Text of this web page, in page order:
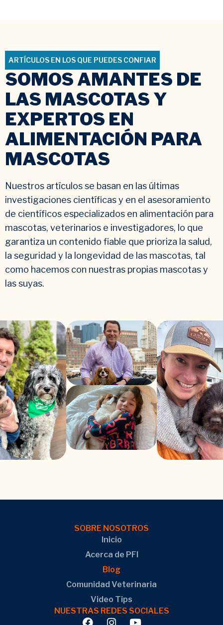
ARTÍCULOS EN LOS QUE PUEDES CONFIAR
SOMOS AMANTES DE
LAS MASCOTAS Y
EXPERTOS EN
ALIMENTACIÓN PARA
MASCOTAS
Nuestros artículos se basan en las últimas
investigaciones científicas y en el asesoramiento
de científicos especializados en alimentación para
mascotas, veterinarios e investigadores, lo que
garantiza un contenido fiable que prioriza la salud,
la seguridad y la longevidad de las mascotas, tal
como hacemos con nuestras propias mascotas y
las suyas.
SOBRE NOSOTROS
Inicio
Acerca de PFI
Blog
Comunidad Veterinaria
Video Tips
NUESTRAS REDES SOCIALES